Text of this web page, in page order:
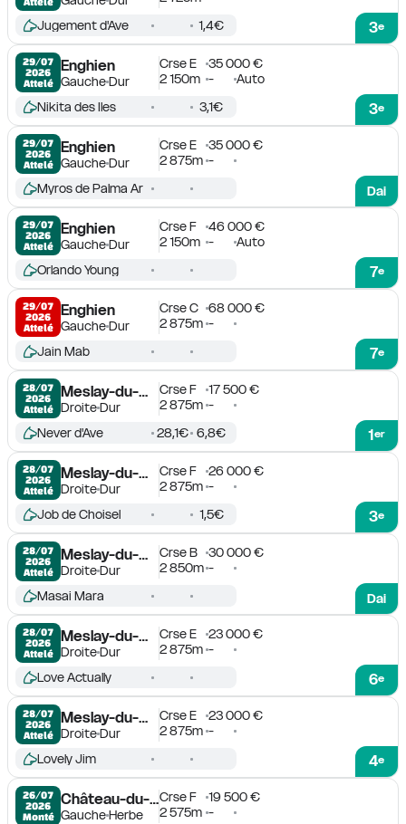
3e
Jugement d'Ave 1,4€
29/07
2026
Attelé
Enghien
GaucheDur
Crse E
35 000 €
2 150m - Auto
3e
Nikita des Iles 3,1€
29/07
2026
Attelé
Enghien
GaucheDur
Crse E
35 000 €
2 875m -
Dai
Myros de Palma Ar
29/07
2026
Attelé
Enghien
GaucheDur
Crse F
46 000 €
2 150m - Auto
7e
Orlando Young
29/07
2026
Attelé
Enghien
GaucheDur
Crse C
68 000 €
2 875m -
7e
Jain Mab
28/07
2026
Attelé
Meslay-du-Maine
DroiteDur
Crse F
17 500 €
2 875m -
1er
Never d'Ave 28,1€ 6,8€
28/07
2026
Attelé
Meslay-du-Maine
DroiteDur
Crse F
26 000 €
2 875m -
3e
Job de Choisel 1,5€
28/07
2026
Attelé
Meslay-du-Maine
DroiteDur
Crse B
30 000 €
2 850m -
Dai
Masai Mara
28/07
2026
Attelé
Meslay-du-Maine
DroiteDur
Crse E
23 000 €
2 875m -
6e
Love Actually
28/07
2026
Attelé
Meslay-du-Maine
DroiteDur
Crse E
23 000 €
2 875m -
4e
Lovely Jim
26/07
2026
Monté
Château-du-Loir
GaucheHerbe
Crse F
19 500 €
2 575m -